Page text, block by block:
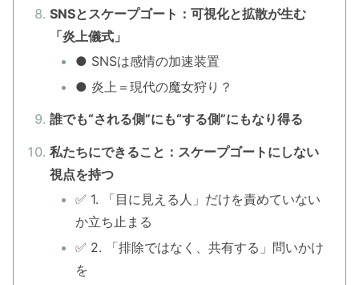
SNSとスケープゴート：可視化と拡散が生む
「炎上儀式」
● SNSは感情の加速装置
● 炎上＝現代の魔女狩り？
誰でも“される側”にも“する側”にもなり得る
私たちにできること：スケープゴートにしない
視点を持つ
✅ 1. 「目に見える人」だけを責めていない
か立ち止まる
✅ 2. 「排除ではなく、共有する」問いかけ
を